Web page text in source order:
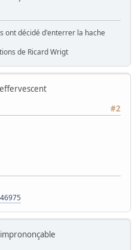
ont décidé d'enterrer la hache
de Ricard Wrigt
#2